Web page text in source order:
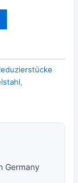
,
Germany